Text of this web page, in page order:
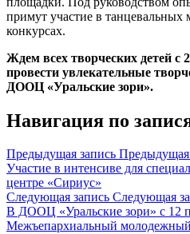
примут участие в танцевальных
конкурсах.
Ждем всех творческих детей с
провести увлекательные
ДООЦ «Уральские зори».
Навигация по
Предыдущая запись Предыдущая
Участие в интенсиве для
центре «Сириус»
Следующая запись Следующая
В ДООЦ «Уральские зори» с 12
Межъепархиальный